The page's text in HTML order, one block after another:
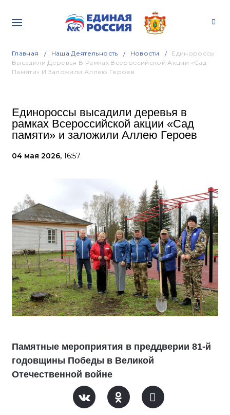
Главная Наша Деятельность Новости
Единороссы
Высадили Деревья В Рамках Всероссийской Акции «Сад
Памяти» И Заложили Аллею Героев
Единороссы высадили деревья в
рамках Всероссийской акции «Сад
памяти» и заложили Аллею Героев
04 мая 2026, 16:57
Памятные мероприятия в преддверии 81-й
годовщины Победы в Великой
Отечественной войне